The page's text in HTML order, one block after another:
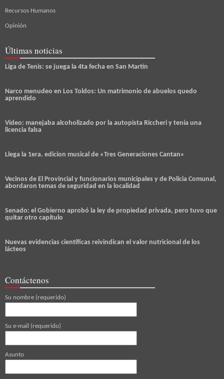
Recursos Humanos
Opinión
Últimas noticias
Liga de Tenis: se juega la 4ta fecha en San Martín
Narco menudeo en Los Toldos: Un matrimonio de abuelos quedo
aprendido
Video: manejaba alcoholizado por la autopista Riccheri y tenía una
licencia falsa
Llega la 1era. edicion musical de «Tres Generaciones Cantan»
Vecinos de El Provincial y funcionarios municipales y de Policia Comunal,
abordaron temas de seguridad en la localidad
Senado: el Gobierno aprobó la ley de propiedad privada, pero tuvo que
quitar otro capítulo
Nuevas evidencias científicas reivindican el valor nutricional de los
lácteos
Contáctenos
Su nombre (requerido)
Su e-mail (requerido)
Asunto